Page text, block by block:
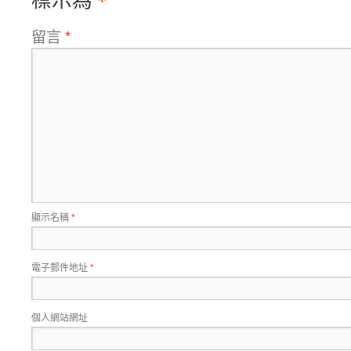
留言 *
顯示名稱*
電子郵件地址*
個人網站網址